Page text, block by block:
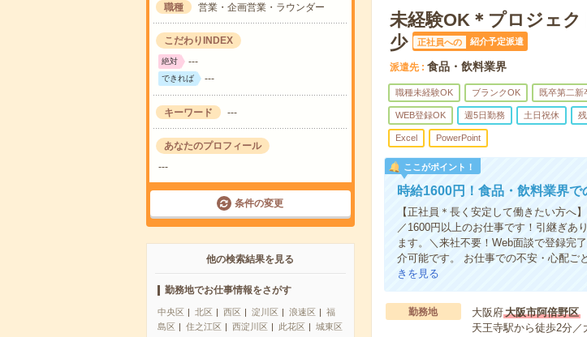
職種 営業・企画営業・ラウンダー
こだわりINDEX
絶対 ---
できれば ---
キーワード ---
あなたのプロフィール
---
条件の変更
他の検索結果を見る
勤務地でお仕事情報をさがす
中央区 北区 西区 淀川区 浪速区
福
島区
住之江区 西淀川区 此花区 城東区
未経験OK＊プロジェク
少
正社員への 紹介予定派遣
派遣先 食品・飲料業界
職種未経験OK ブランクOK 既卒第二新
WEB登録OK 週5日勤務 土日祝休
Excel PowerPoint
ここがポイント！
時給1600円！食品・飲料業界
【正社員＊長く安定して働きたい方へ
／1600円以上のお仕事です！引継ぎあ
ます。＼来社不要！Web面談で登録完
介可能です。 お仕事での不安・心配
きを見る
勤務地 大阪府大阪市阿倍野区
天王寺駅から徒歩2分